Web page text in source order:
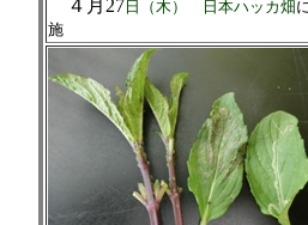
４月27 日（木） 日本ハッカ畑
施